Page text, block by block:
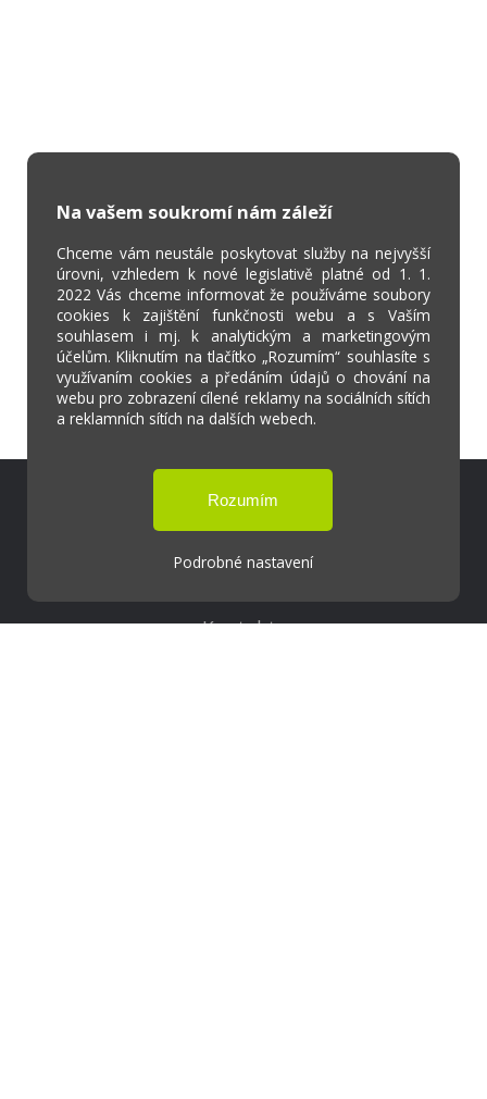
Na vašem soukromí nám záleží
Chceme vám neustále poskytovat služby na nejvyšší
úrovni, vzhledem k nové legislativě platné od 1. 1.
2022 Vás chceme informovat že používáme soubory
cookies k zajištění funkčnosti webu a s Vaším
souhlasem i mj. k analytickým a marketingovým
účelům. Kliknutím na tlačítko „Rozumím“ souhlasíte s
využívaním cookies a předáním údajů o chování na
webu pro zobrazení cílené reklamy na sociálních sítích
a reklamních sítích na dalších webech.
Podrobné nastavení
Škola Online
Strava.cz
Kontakty